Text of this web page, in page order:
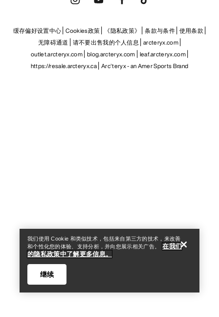
缓存偏好设置中心 Cookies政策 《隐私政策》 条款与条件 使用条款
无障碍通道
请不要出售我的个人信息 arcteryx.com
outlet.arcteryx.com blog.arcteryx.com leaf.arcteryx.com
https://resale.arcteryx.ca Arc'teryx - an Amer Sports Brand
我们使用 Cookie 和类似技术，包括来自第三方的技术，来改善
和个性化您的体验、支持分析，并向您展示相关广告。
在我们
的隐私政策中了解更多信息。
继续